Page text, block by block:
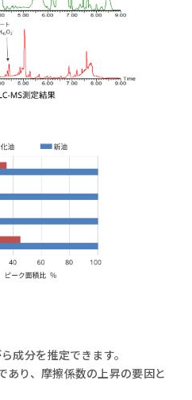
成分を推定できます。
あり、摩擦係数の上昇の要因と